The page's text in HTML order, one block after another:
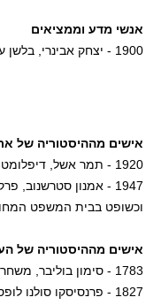
אנשי מדע וממציאים
1900 - יצחק אבינרי, בלשן עברי (נפטר ב-1977)
אישים מההיסטוריה של
1920 - תמר אשל, דיפלומטית ישראלית וחברת כנסת מטעם המערך
1947 - אמנון
וכשופט בבית המשפט
אישים מההיסטוריה של
1783 - סימון בוליבר, משחרר דרום אמריקה (נפטר ב-1830)
1827 - פרנסיסקו סולנו לופס, שליט פרגוואי (נהרג ב-1870)